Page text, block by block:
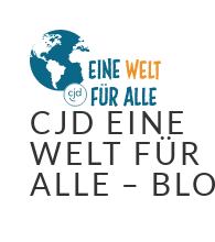
Springe
zum
Inhalt
CJD EINE
WELT FÜR
ALLE –